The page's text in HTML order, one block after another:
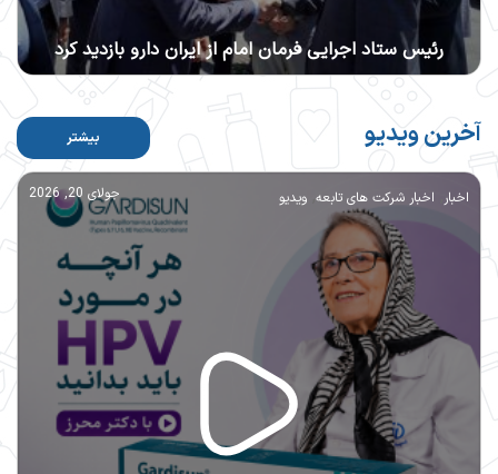
رئیس ستاد اجرایی فرمان امام از ایران دارو بازدید کرد
آخرین ویدیو بیشتر
اخبار اخبار شرکت های تابعه, ویدیو جولای 20, 2026